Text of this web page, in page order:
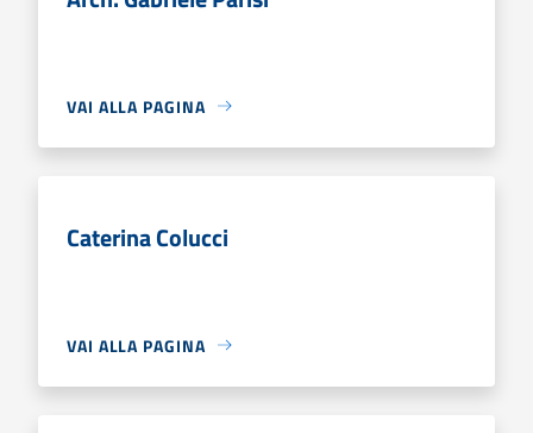
VAI ALLA PAGINA
Caterina Colucci
VAI ALLA PAGINA